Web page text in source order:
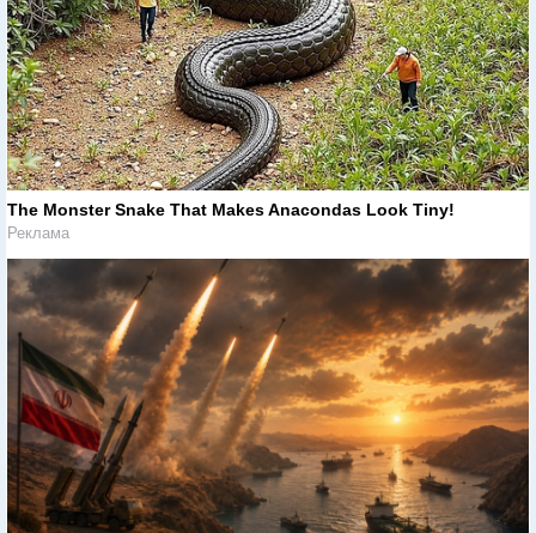
The Monster Snake That Makes Anacondas Look Tiny!
Реклама